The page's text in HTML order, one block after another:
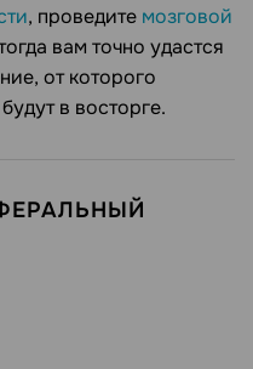
, проведите мозговой
вам точно удастся
от которого
в восторге.